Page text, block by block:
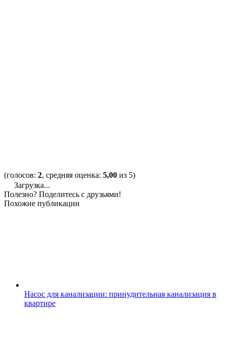
(голосов: 2, средняя оценка: 5,00 из 5)
Загрузка...
Полезно? Поделитесь с друзьями!
Похожие публикации
Насос для канализации: принудительная канализация в
квартире